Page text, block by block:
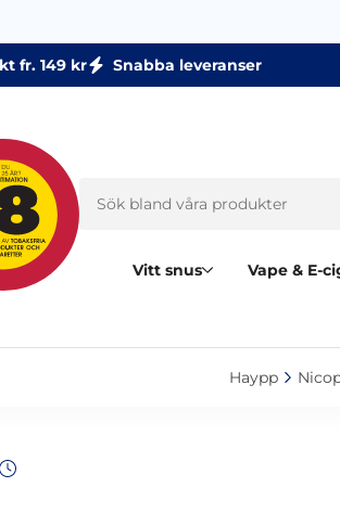
fr. 149 kr Snabba leveranser
Vitt snus Vape & E-
Haypp‎